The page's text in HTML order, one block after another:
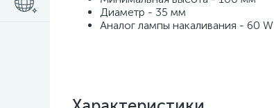
Диаметр - 35 мм
Аналог лампы накаливания - 60 W